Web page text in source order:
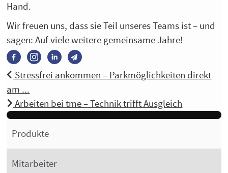
Hand.
Wir freuen uns, dass sie Teil unseres Teams ist – und
sagen: Auf viele weitere gemeinsame Jahre!
Stressfrei ankommen – Parkmöglichkeiten direkt
am ...
Arbeiten bei tme – Technik trifft Ausgleich
Produkte
Mitarbeiter